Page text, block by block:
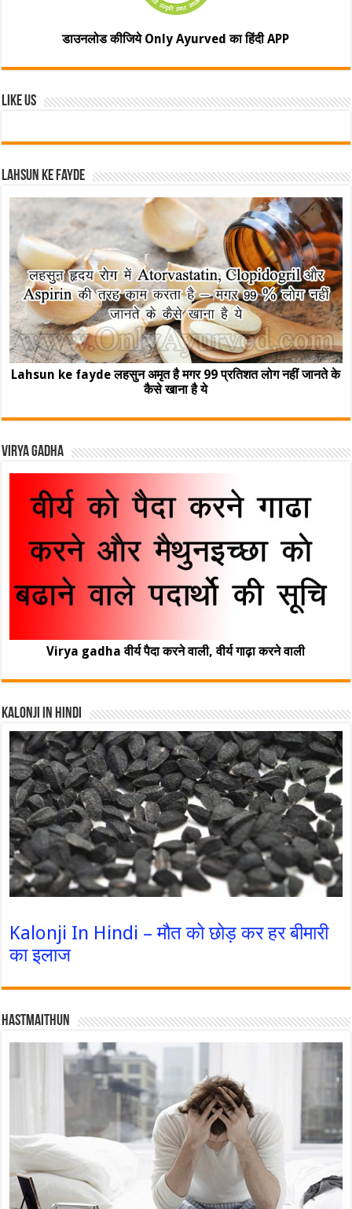
डाउनलोड कीजिये Only Ayurved का हिंदी APP
Like Us
Lahsun ke fayde
Lahsun ke fayde लहसुन अमृत है मगर 99 प्रतिशत लोग नहीं जानते के
कैसे खाना है ये
Virya Gadha
Virya gadha वीर्य पैदा करने वाली, वीर्य गाढ़ा करने वाली
Kalonji In Hindi
Kalonji In Hindi – मौत को छोड़ कर हर बीमारी
का इलाज
Hastmaithun